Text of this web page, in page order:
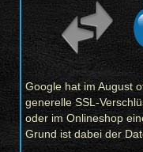
Google hat im August
generelle SSL-
oder im Onlineshop
Grund ist dabei der